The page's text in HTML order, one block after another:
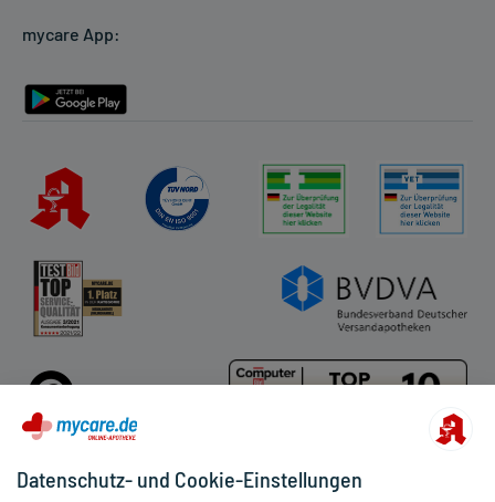
Rückgabe/Widerruf
mycare App:
Datenschutz- und Cookie-Einstellungen